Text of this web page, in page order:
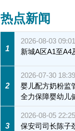
热点新闻
1
2026-08-03 09:01
新城A区A1至A4
2
2026-07-30 18:39
婴儿配方奶粉
全力保障婴幼儿
3
2026-08-05 22:25
保安司司长陈子